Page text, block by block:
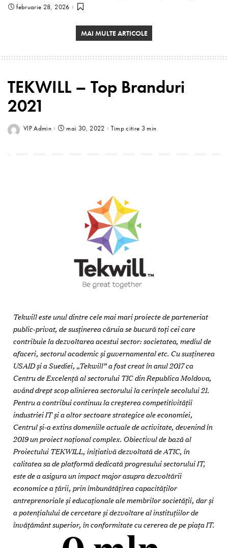
februarie 28, 2026
MAI MULTE ARTICOLE
TEKWILL – Top Branduri
2021
VIP Admin mai 30, 2022 Timp citire 3 min
Tekwill este unul dintre cele mai mari proiecte de parteneriat
public-privat, de susținerea căruia se bucură toți cei care
contribuie la dezvoltarea acestui sector: societatea, mediul de
afaceri, sectorul academic și guvernamental etc. Cu susținerea
USAID și a Suediei, „Tekwill” a fost creat în anul 2017 ca
Centru de Excelență al sectorului TIC din Republica Moldova,
având drept scop alinierea sectorului la cerințele secolului 21.
Pentru a contribui continuu la creșterea competitivității
industriei IT și a altor sectoare strategice ale economiei,
Centrul și-a extins domeniile actuale de activitate, devenind în
2019 un proiect național complex. Obiectivul de bază al
Proiectului TEKWILL, inițiativă dezvoltată de ATIC, în
calitatea sa de platformă dedicată progresului sectorului IT,
este de a asigura un impact major asupra dezvoltării
economice a țării, prin îmbunătățirea capacităților
antreprenoriale și educaționale ale membrilor societății, dar și
a potențialului de cercetare și dezvoltare al instituțiilor de
învățământ superior, în conformitate cu cererea de pe piața IT.